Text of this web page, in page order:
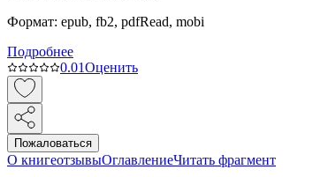
Формат: epub, fb2, pdfRead, mobi
Подробнее
0.01Оценить
Пожаловаться
О книгеотзывыОглавлениеЧитать фрагмент